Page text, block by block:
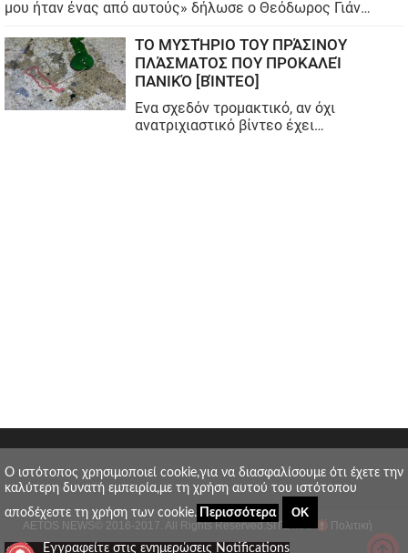
AETOS NEWS © 2016-2017. All Rights Reserved.SITE MAP Πολιτική
O ιστότοπος χρησιμοποιεί cookie,για να διασφαλίσουμε ότι έχετε την
καλύτερη δυνατή εμπειρία,με τη χρήση αυτού του ιστότοπου
αποδέχεστε τη χρήση των cookie.
Περισσότερα ΟΚ
_ Εγγραφείτε στις ενημερώσεις Notifications